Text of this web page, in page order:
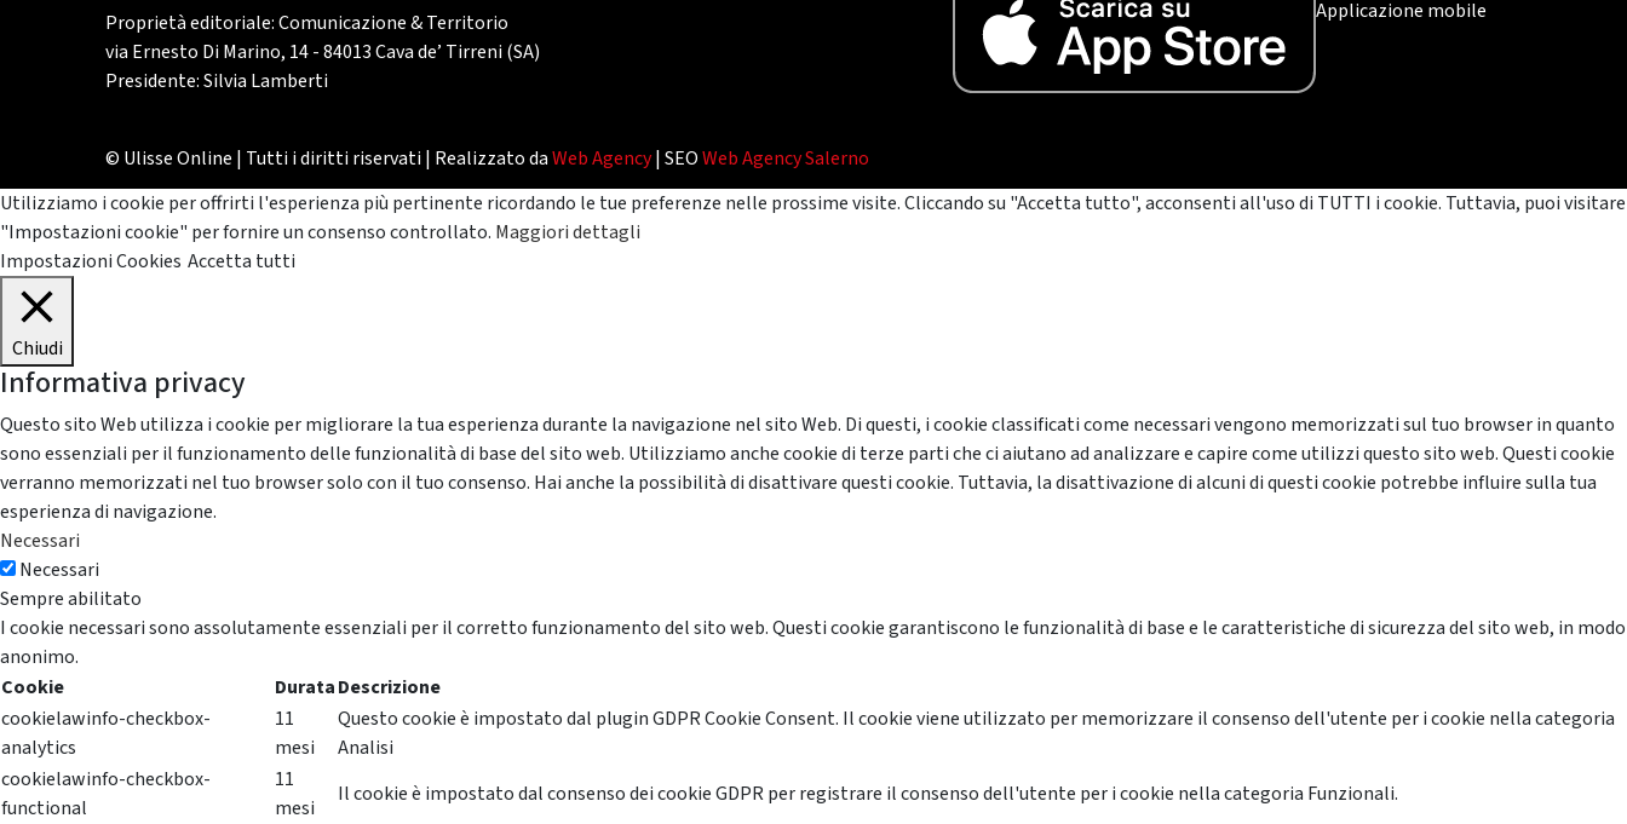
Proprietà editoriale: Comunicazione & Territorio
via Ernesto Di Marino, 14 - 84013 Cava de’ Tirreni (SA)
Presidente: Silvia Lamberti
Applicazione mobile
© Ulisse Online | Tutti i diritti riservati | Realizzato daWeb Agency| SEOWeb Agency Salerno
Utilizziamo i cookie per offrirti l'esperienza più pertinente ricordando le tue preferenze nelle prossime visite. Cliccando su "Accetta tutto", acconsenti all'uso di TUTTI i cookie. Tuttavia, puoi visitare
"Impostazioni cookie" per fornire un consenso controllato. Maggiori dettagli
Impostazioni Cookies Accetta tutti
Chiudi
Informativa privacy
Questo sito Web utilizza i cookie per migliorare la tua esperienza durante la navigazione nel sito Web. Di questi, i cookie classificati come necessari vengono memorizzati sul tuo browser in quanto
sono essenziali per il funzionamento delle funzionalità di base del sito web. Utilizziamo anche cookie di terze parti che ci aiutano ad analizzare e capire come utilizzi questo sito web. Questi cookie
verranno memorizzati nel tuo browser solo con il tuo consenso. Hai anche la possibilità di disattivare questi cookie. Tuttavia, la disattivazione di alcuni di questi cookie potrebbe influire sulla tua
esperienza di navigazione.
Necessari
Necessari
Sempre abilitato
I cookie necessari sono assolutamente essenziali per il corretto funzionamento del sito web. Questi cookie garantiscono le funzionalità di base e le caratteristiche di sicurezza del sito web, in modo
anonimo.
Cookie
DurataDescrizione
cookielawinfo-checkbox-
analytics
11
mesi
Questo cookie è impostato dal plugin GDPR Cookie Consent. Il cookie viene utilizzato per memorizzare il consenso dell'utente per i cookie nella categoria
Analisi
cookielawinfo-checkbox-
functional
11
mesi
Il cookie è impostato dal consenso dei cookie GDPR per registrare il consenso dell'utente per i cookie nella categoria Funzionali.